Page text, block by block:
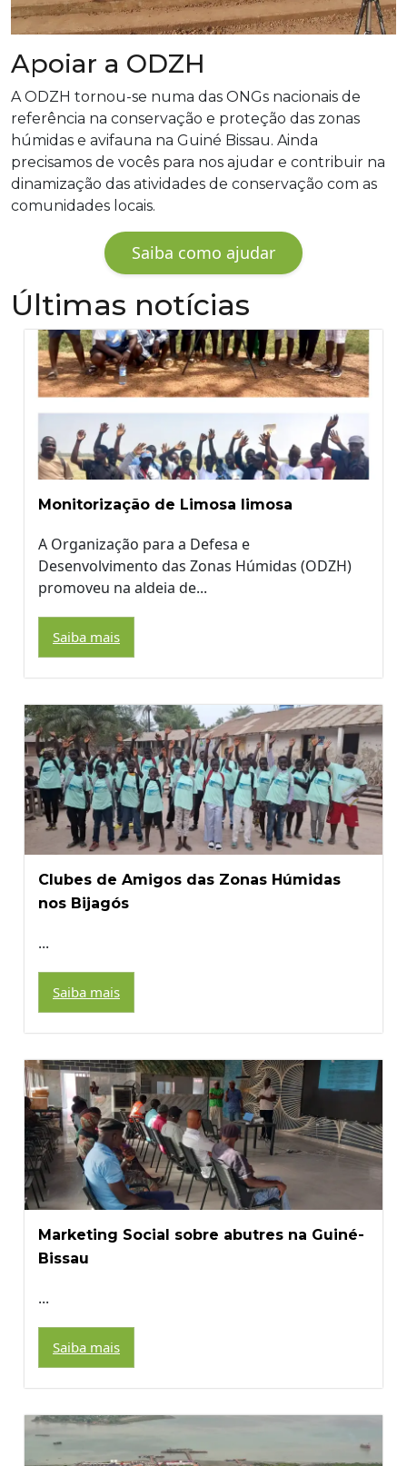
Apoiar a ODZH
A ODZH tornou-se numa das ONGs nacionais de
referência na conservação e proteção das zonas
húmidas e avifauna na Guiné Bissau. Ainda
precisamos de vocês para nos ajudar e contribuir na
dinamização das atividades de conservação com as
comunidades locais.
Saiba como ajudar
Últimas notícias
Monitorização de Limosa limosa
A Organização para a Defesa e
Desenvolvimento das Zonas Húmidas (ODZH)
promoveu na aldeia de...
Saiba mais
Clubes de Amigos das Zonas Húmidas
nos Bijagós
...
Saiba mais
Marketing Social sobre abutres na Guiné-
Bissau
...
Saiba mais